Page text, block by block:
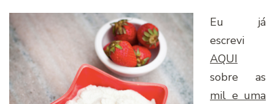
Eu já
escrevi
AQUI
sobre as
mil e uma